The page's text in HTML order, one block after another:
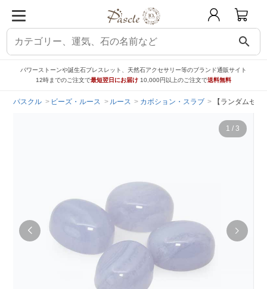
search
パワーストーンや誕生石ブレスレット、天然石アクセサリー等のブランド通販サイト
12時までのご注文で最短翌日にお届け 10,000円以上のご注文で送料無料
パスクル ビーズ・ルース ルース カボション・スラブ 【ランダムセ
1 / 3